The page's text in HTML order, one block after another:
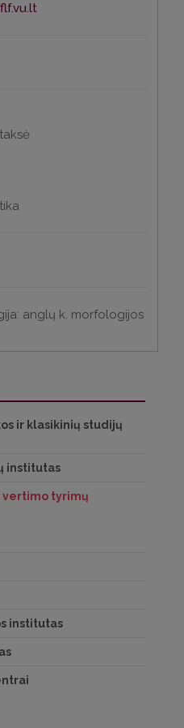
anglų k. morfologijos
ir klasikinių studijų
institutas
vertimo tyrimų
institutas